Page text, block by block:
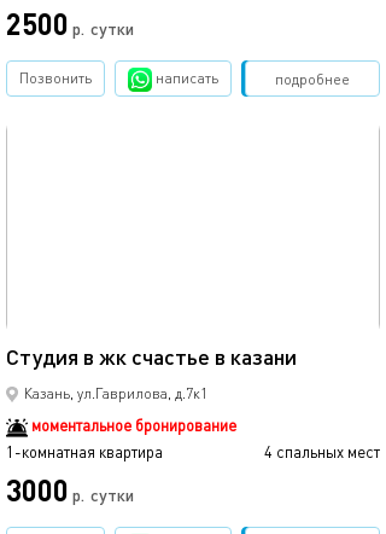
2500 р. сутки
подробнее
Позвонить написать Забронировать
Студия в жк счастье в казани
Казань, ул.Гаврилова, д.7к1
моментальное бронирование
1-комнатная квартира
4 спальных мест
3000 р. сутки